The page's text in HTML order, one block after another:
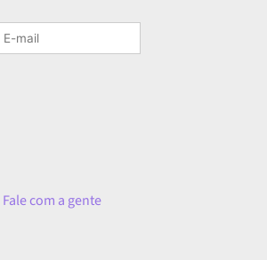
Fale com a gente